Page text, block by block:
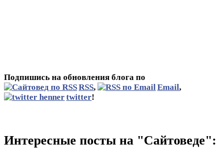
Подпишись на обновления блога по
RSS, Email,
twitter!
Интересные посты на "Сайтоведе":